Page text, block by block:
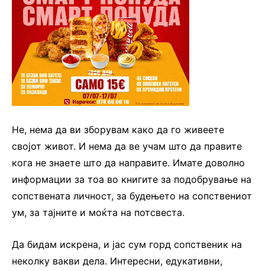
Не, нема да ви зборувам како да го живеете
својот живот. И нема да ве учам што да правите
кога не знаете што да направите. Имате доволно
информации за тоа во книгите за подобрување на
сопствената личност, за будењето на сопствениот
ум, за тајните и моќта на потсвеста.
Да бидам искрена, и јас сум горд сопственик на
неколку вакви дела. Интересни, едукативни,